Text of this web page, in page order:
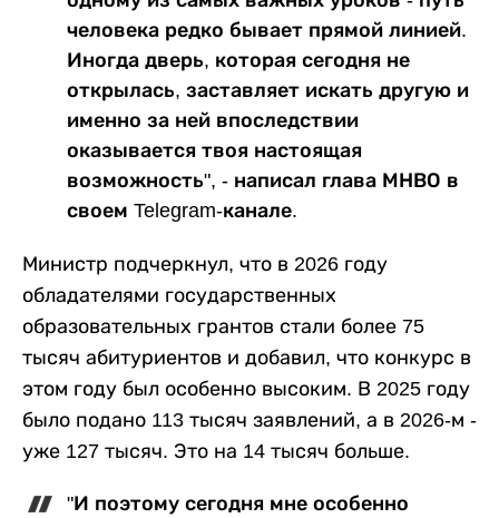
человека редко бывает прямой линией.
Иногда дверь, которая сегодня не
открылась, заставляет искать другую и
именно за ней впоследствии
оказывается твоя настоящая
возможность", - написал глава МНВО в
своем Telegram-канале.
Министр подчеркнул, что в 2026 году
обладателями государственных
образовательных грантов стали более 75
тысяч абитуриентов и добавил, что конкурс в
этом году был особенно высоким. В 2025 году
было подано 113 тысяч заявлений, а в 2026-м -
уже 127 тысяч. Это на 14 тысяч больше.
"И поэтому сегодня мне особенно